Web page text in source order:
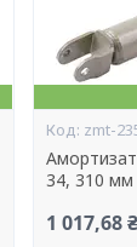
zmt-
34, 310 мм
1 017,68 ₴